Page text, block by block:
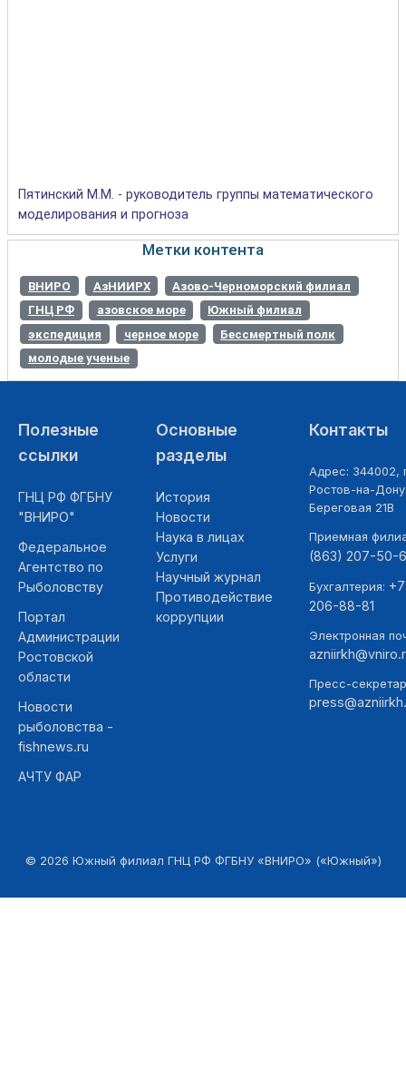
Пятинский М.М. - руководитель группы математического
моделирования и прогноза
Метки контента
ВНИРО АзНИИРХ
Азово-Черноморский филиал
ГНЦ РФ
азовское море
Южный филиал
экспедиция
черное море
Бессмертный полк
молодые ученые
Полезные
ссылки
ГНЦ РФ ФГБНУ
"ВНИРО"
Федеральное
Агентство по
Рыболовству
Портал
Администрации
Ростовской
области
Новости
рыболовства -
fishnews.ru
АЧТУ ФАР
Основные
разделы
История
Новости
Наука в лицах
Услуги
Научный журнал
Противодействие
коррупции
Контакты
Адрес: 344002,
Ростов-на-
Береговая 21В
Приемная
(863) 207-50-
Бухгалтерия:
206-88-81
Электронная
Пресс-
© 2026 Южный филиал ГНЦ РФ ФГБНУ «ВНИРО» («Южный»)